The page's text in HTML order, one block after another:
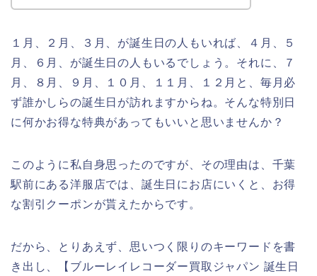
１月、２月、３月、が誕生日の人もいれば、４月、５
月、６月、が誕生日の人もいるでしょう。それに、７
月、８月、９月、１０月、１１月、１２月と、毎月必
ず誰かしらの誕生日が訪れますからね。そんな特別日
に何かお得な特典があってもいいと思いませんか？
このように私自身思ったのですが、その理由は、千葉
駅前にある洋服店では、誕生日にお店にいくと、お得
な割引クーポンが貰えたからです。
だから、とりあえず、思いつく限りのキーワードを書
き出し、【ブルーレイレコーダー買取ジャパン 誕生日